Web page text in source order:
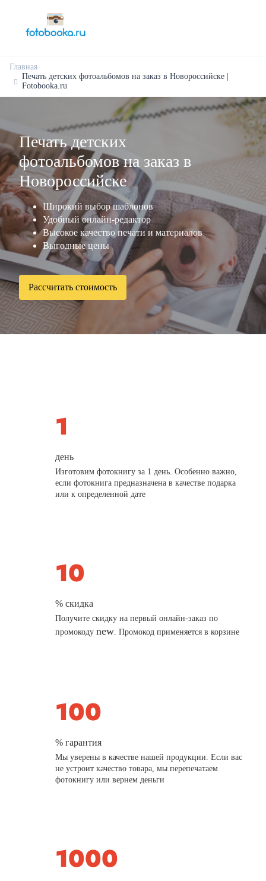
Главная
Печать детских фотоальбомов на заказ в Новороссийске |
Fotobooka.ru
Печать детских
фотоальбомов на заказ в
Новороссийске
Широкий выбор шаблонов
Удобный онлайн-редактор
Высокое качество печати и материалов
Выгодные цены
Рассчитать стоимость
день
Изготовим фотокнигу за 1 день. Особенно важно,
если фотокнига предназначена в качестве подарка
или к определенной дате
% скидка
Получите скидку на первый онлайн-заказ по
промокодуnew. Промокод применяется в корзине
% гарантия
Мы уверены в качестве нашей продукции. Если вас
не устроит качество товара, мы перепечатаем
фотокнигу или вернем деньги